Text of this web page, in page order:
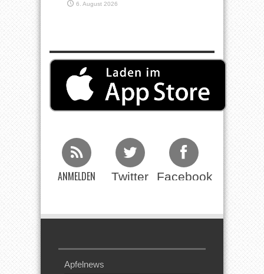
6. August 2026
ANMELDEN Twitter Facebook
Apfelnews